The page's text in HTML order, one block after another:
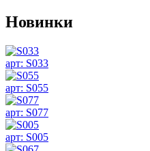
Новинки
арт: S033
арт: S055
арт: S077
арт: S005